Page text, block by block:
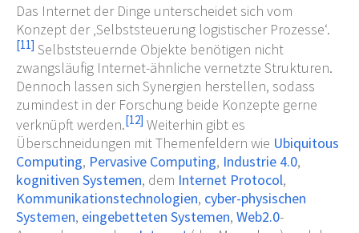
Das Internet der Dinge unterscheidet sich vom
Konzept der ‚Selbststeuerung logistischer Prozesse‘.
[11] Selbststeuernde Objekte benötigen nicht
zwangsläufig Internet-ähnliche vernetzte Strukturen.
Dennoch lassen sich Synergien herstellen, sodass
zumindest in der Forschung beide Konzepte gerne
verknüpft werden.[12] Weiterhin gibt es
Überschneidungen mit Themenfeldern wie Ubiquitous
Computing, Pervasive Computing, Industrie 4.0,
kognitiven Systemen, dem Internet Protocol,
Kommunikationstechnologien, cyber-physischen
Systemen, eingebetteten Systemen, Web2.0-